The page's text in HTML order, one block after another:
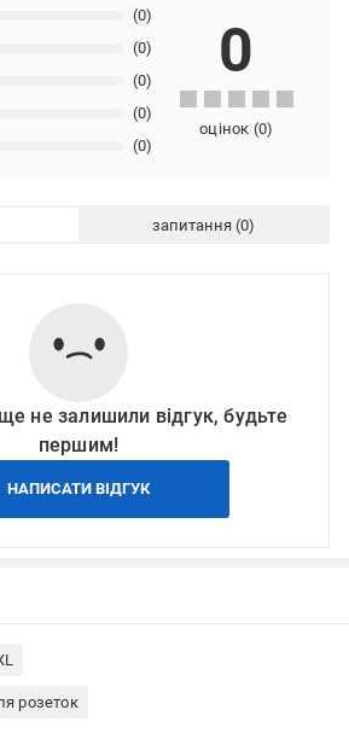
(0)
(0)
(0)
(0)
(0)
0
оцінок (0)
запитання
не залишили відгук, будьте
першим!
НАПИСАТИ ВІДГУК
розеток